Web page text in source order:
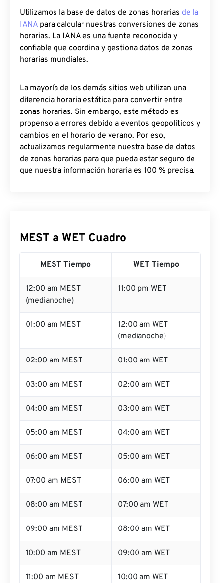
Utilizamos la base de datos de zonas horarias de la
IANA para calcular nuestras conversiones de zonas
horarias. La IANA es una fuente reconocida y
confiable que coordina y gestiona datos de zonas
horarias mundiales.
La mayoría de los demás sitios web utilizan una
diferencia horaria estática para convertir entre
zonas horarias. Sin embargo, este método es
propenso a errores debido a eventos geopolíticos y
cambios en el horario de verano. Por eso,
actualizamos regularmente nuestra base de datos
de zonas horarias para que pueda estar seguro de
que nuestra información horaria es 100 % precisa.
MEST a WET Cuadro
MEST Tiempo WET Tiempo
12:00 am MEST
(medianoche)
11:00 pm WET
01:00 am MEST
12:00 am WET
(medianoche)
02:00 am MEST 01:00 am WET
03:00 am MEST 02:00 am WET
04:00 am MEST 03:00 am WET
05:00 am MEST 04:00 am WET
06:00 am MEST 05:00 am WET
07:00 am MEST 06:00 am WET
08:00 am MEST 07:00 am WET
09:00 am MEST 08:00 am WET
10:00 am MEST 09:00 am WET
11:00 am MEST 10:00 am WET